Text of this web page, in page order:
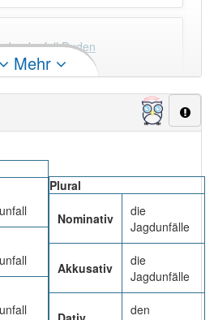
Jagdunfall Duden
: 1
aber mit einem
Mehr
Plural
Nominativ
die
Jagdunfälle
Akkusativ
die
Jagdunfälle
den